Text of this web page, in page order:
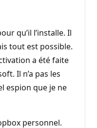
qu’il l’installe. Il
tout est possible.
a été faite
Il n’a pas les
espion que je ne
personnel.